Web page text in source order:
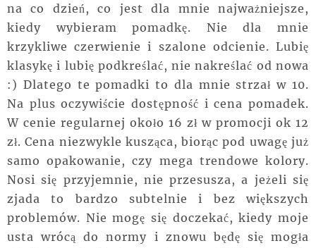
na co dzień, co jest dla mnie najważniejsze,
kiedy wybieram pomadkę. Nie dla mnie
krzykliwe czerwienie i szalone odcienie. Lubię
klasykę i lubię podkreślać, nie nakreślać od nowa
:) Dlatego te pomadki to dla mnie strzał w 10.
Na plus oczywiście dostępność i cena pomadek.
W cenie regularnej około 16 zł w promocji ok 12
zł. Cena niezwykle kusząca, biorąc pod uwagę już
samo opakowanie, czy mega trendowe kolory.
Nosi się przyjemnie, nie przesusza, a jeżeli się
zjada to bardzo subtelnie i bez większych
problemów. Nie mogę się doczekać, kiedy moje
usta wrócą do normy i znowu będę się mogła